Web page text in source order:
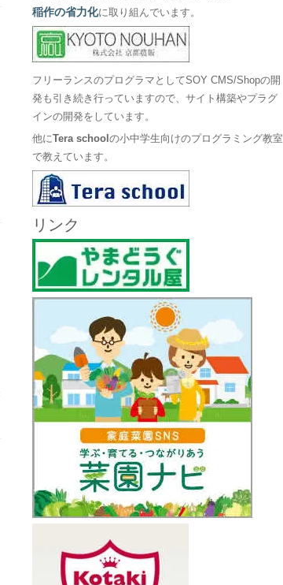
稲作の省力化に取り組んでいます。
フリーランスのプログラマとしてSOY CMS/Shopの開
発も引き続き行っていますので、サイト構築やプラグ
インの開発をしています。
他にTera schoolの小中学生向けのプログラミング教室
で教えています。
リンク